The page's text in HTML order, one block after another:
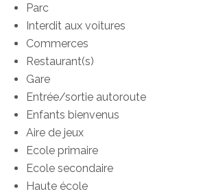
Parc
Interdit aux voitures
Commerces
Restaurant(s)
Gare
Entrée/sortie autoroute
Enfants bienvenus
Aire de jeux
Ecole primaire
Ecole secondaire
Haute école